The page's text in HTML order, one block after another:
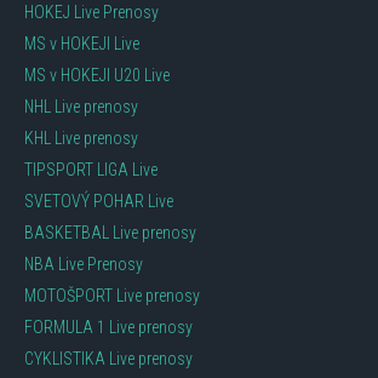
HOKEJ Live Prenosy
MS v HOKEJI Live
MS v HOKEJI U20 Live
NHL Live prenosy
KHL Live prenosy
TIPSPORT LIGA Live
SVETOVÝ POHAR Live
BASKETBAL Live prenosy
NBA Live Prenosy
MOTOŠPORT Live prenosy
FORMULA 1 Live prenosy
CYKLISTIKA Live prenosy